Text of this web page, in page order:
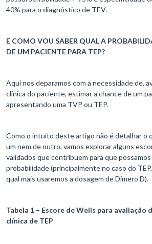
40% para o diagnóstico de TEV.
E COMO VOU SABER QUAL A
DE UM PACIENTE PARA TEP?
Aqui nos deparamos com a necessidade de,
clínica do paciente, estimar a chance de um
apresentando uma TVP ou TEP.
Como o intuito deste artigo não é detalhar o
um nem de outro, vamos explorar alguns
validados que contribuem para que possamos
probabilidade (principalmente no caso do
qual mais usaremos a dosagem de Dímero D).
Tabela 1 – Escore de Wells para avaliação
clínica de TEP